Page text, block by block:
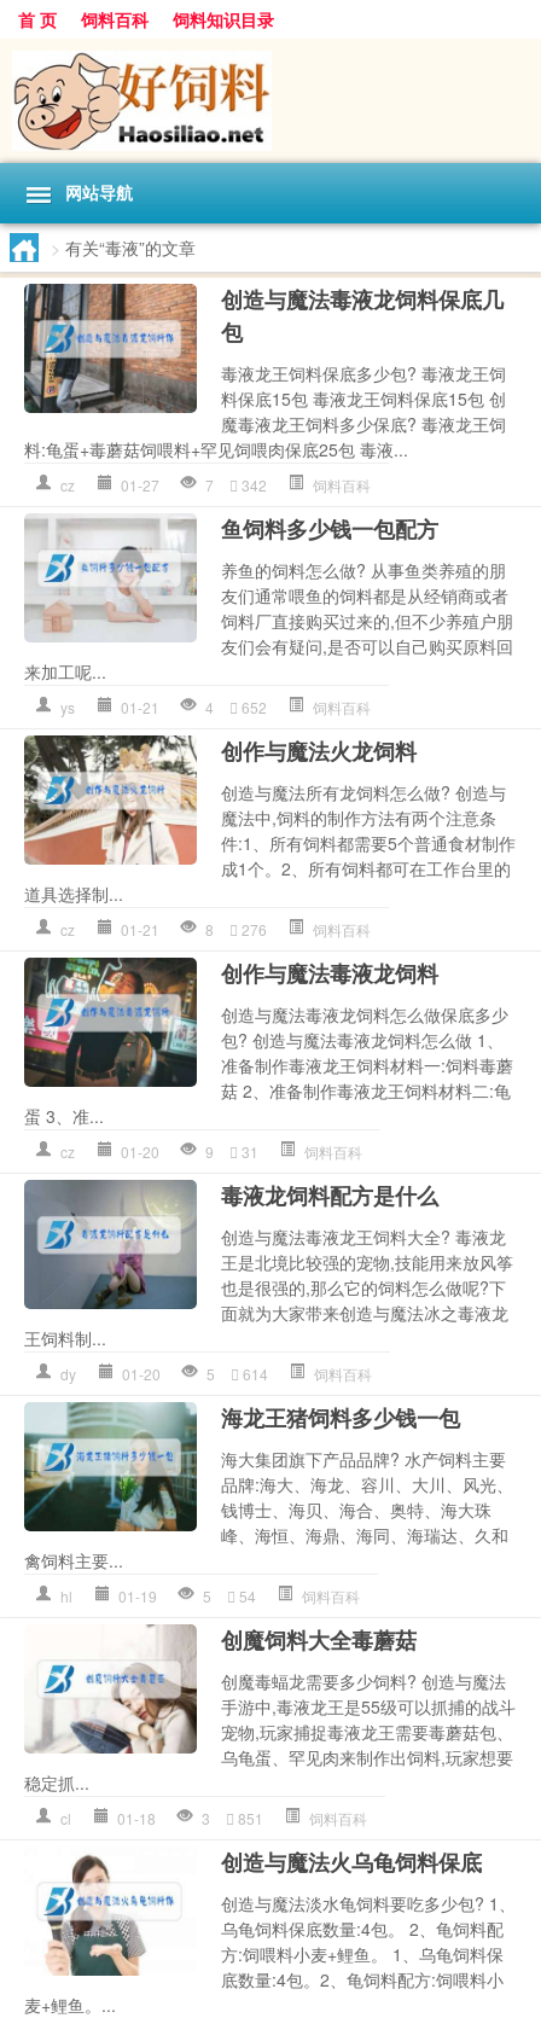
首 页 饲料百科 饲料知识目录
网站导航
> 有关“毒液”的文章
创造与魔法毒液龙饲料保底几
包
毒液龙王饲料保底多少包? 毒液龙王饲
料保底15包 毒液龙王饲料保底15包 创
魔毒液龙王饲料多少保底? 毒液龙王饲
料:龟蛋+毒蘑菇饲喂料+罕见饲喂肉保底25包 毒液...
cz 01-27 7 342 饲料百科
鱼饲料多少钱一包配方
养鱼的饲料怎么做? 从事鱼类养殖的朋
友们通常喂鱼的饲料都是从经销商或者
饲料厂直接购买过来的,但不少养殖户朋
友们会有疑问,是否可以自己购买原料回
来加工呢...
ys 01-21 4 652 饲料百科
创作与魔法火龙饲料
创造与魔法所有龙饲料怎么做? 创造与
魔法中,饲料的制作方法有两个注意条
件:1、所有饲料都需要5个普通食材制作
成1个。2、所有饲料都可在工作台里的
道具选择制...
cz 01-21 8 276 饲料百科
创作与魔法毒液龙饲料
创造与魔法毒液龙饲料怎么做保底多少
包? 创造与魔法毒液龙饲料怎么做 1、
准备制作毒液龙王饲料材料一:饲料毒蘑
菇 2、准备制作毒液龙王饲料材料二:龟
蛋 3、准...
cz 01-20 9 31 饲料百科
毒液龙饲料配方是什么
创造与魔法毒液龙王饲料大全? 毒液龙
王是北境比较强的宠物,技能用来放风筝
也是很强的,那么它的饲料怎么做呢?下
面就为大家带来创造与魔法冰之毒液龙
王饲料制...
dy 01-20 5 614 饲料百科
海龙王猪饲料多少钱一包
海大集团旗下产品品牌? 水产饲料主要
品牌:海大、海龙、容川、大川、风光、
钱博士、海贝、海合、奥特、海大珠
峰、海恒、海鼎、海同、海瑞达、久和
禽饲料主要...
hl 01-19 5 54 饲料百科
创魔饲料大全毒蘑菇
创魔毒蝠龙需要多少饲料? 创造与魔法
手游中,毒液龙王是55级可以抓捕的战斗
宠物,玩家捕捉毒液龙王需要毒蘑菇包、
乌龟蛋、罕见肉来制作出饲料,玩家想要
稳定抓...
cl 01-18 3 851 饲料百科
创造与魔法火乌龟饲料保底
创造与魔法淡水龟饲料要吃多少包? 1、
乌龟饲料保底数量:4包。 2、龟饲料配
方:饲喂料小麦+鲤鱼。 1、乌龟饲料保
底数量:4包。2、龟饲料配方:饲喂料小
麦+鲤鱼。...